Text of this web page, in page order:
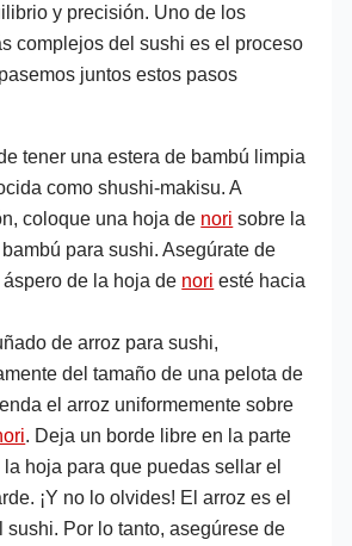
y precisión. Uno de los
complejos del sushi es el proceso
juntos estos pasos
tener una estera de bambú limpia
como shushi-makisu. A
coloque una hoja de nori sobre la
para sushi. Asegúrate de
de la hoja de nori esté hacia
de arroz para sushi,
del tamaño de una pelota de
el arroz uniformemente sobre
. Deja un borde libre en la parte
hoja para que puedas sellar el
¡Y no lo olvides! El arroz es el
sushi. Por lo tanto, asegúrese de